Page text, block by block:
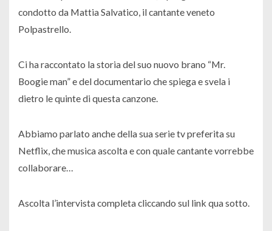
condotto da Mattia Salvatico, il cantante veneto
Polpastrello.
Ci ha raccontato la storia del suo nuovo brano “Mr.
Boogie man” e del documentario che spiega e svela i
dietro le quinte di questa canzone.
Abbiamo parlato anche della sua serie tv preferita su
Netflix, che musica ascolta e con quale cantante vorrebbe
collaborare…
Ascolta l’intervista completa cliccando sul link qua sotto.